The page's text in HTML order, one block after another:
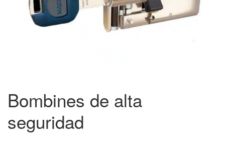
Bombines de alta
seguridad